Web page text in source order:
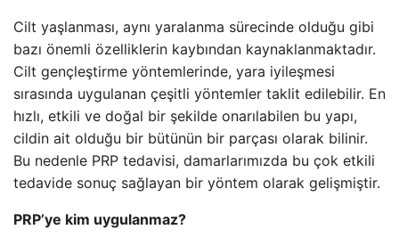
Cilt yaşlanması, aynı yaralanma sürecinde olduğu gibi
bazı önemli özelliklerin kaybından kaynaklanmaktadır.
Cilt gençleştirme yöntemlerinde, yara iyileşmesi
sırasında uygulanan çeşitli yöntemler taklit edilebilir. En
hızlı, etkili ve doğal bir şekilde onarılabilen bu yapı,
cildin ait olduğu bir bütünün bir parçası olarak bilinir.
Bu nedenle PRP tedavisi, damarlarımızda bu çok etkili
tedavide sonuç sağlayan bir yöntem olarak gelişmiştir.
PRP’ye kim uygulanmaz?